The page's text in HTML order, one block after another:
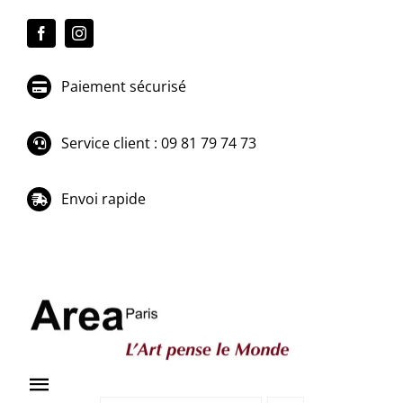
Paiement sécurisé
Service client : 09 81 79 74 73
Envoi rapide